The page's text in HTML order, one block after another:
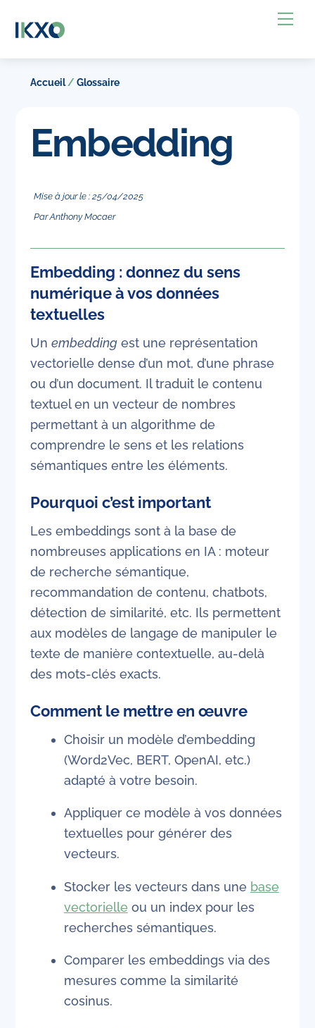
Accueil/ Glossaire
Embedding
Mise à jour le : 25/04/2025
ParAnthony Mocaer
Embedding : donnez du sens
numérique à vos données
textuelles
Un embeddingest une représentation
vectorielle dense d’un mot, d’une phrase
ou d’un document. Il traduit le contenu
textuel en un vecteur de nombres
permettant à un algorithme de
comprendre le sens et les relations
sémantiques entre les éléments.
Pourquoi c’est important
Les embeddings sont à la base de
nombreuses applications en IA : moteur
de recherche sémantique,
recommandation de contenu, chatbots,
détection de similarité, etc. Ils permettent
aux modèles de langage de manipuler le
texte de manière contextuelle, au-delà
des mots-clés exacts.
Comment le mettre en œuvre
Choisir un modèle d’embedding
(Word2Vec, BERT, OpenAI, etc.)
adapté à votre besoin.
Appliquer ce modèle à vos données
textuelles pour générer des
vecteurs.
Stocker les vecteurs dans une base
vectorielle ou un index pour les
recherches sémantiques.
Comparer les embeddings via des
mesures comme la similarité
cosinus.